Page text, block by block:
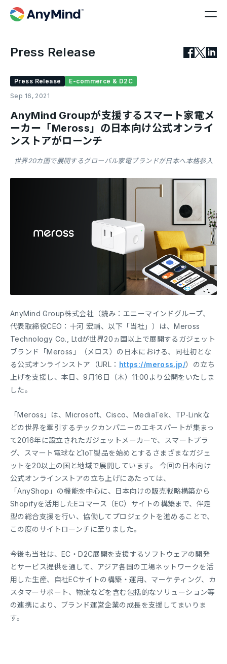
Press Release
Press Release
E-commerce & D2C
Sep 16, 2021
AnyMind Groupが支援するスマート家電メ
ーカー「Meross」の日本向け公式オンライ
ンストアがローンチ
世界20カ国で展開するグローバル家電ブランドが日本へ本格参入
AnyMind Group株式会社（読み：エニーマインドグループ、
代表取締役CEO：十河 宏輔、以下「当社」）は、Meross
Technology Co., Ltdが世界20ヵ国以上で展開するガジェット
ブランド「Meross」（メロス）の日本における、同社初とな
る公式オンラインストア（URL： https://meross.jp/）の立ち
上げを支援し、本日、9月16日（木）11:00より公開をいたしま
した。
「Meross」は、Microsoft、Cisco、MediaTek、TP-Linkな
どの世界を牽引するテックカンパニーのエキスパートが集まっ
て2016年に設立されたガジェットメーカーで、スマートプラ
グ、スマート電球などIoT製品を始めとするさまざまなガジェ
ットを20以上の国と地域で展開しています。 今回の日本向け
公式オンラインストアの立ち上げにあたっては、
「AnyShop」の機能を中心に、日本向けの販売戦略構築から
Shopifyを活用したEコマース（EC）サイトの構築まで、伴走
型の総合支援を行い、協働してプロジェクトを進めることで、
この度のサイトローンチに至りました。
今後も当社は、EC・D2C展開を支援するソフトウェアの開発
とサービス提供を通して、アジア各国の工場ネットワークを活
用した生産、自社ECサイトの構築・運用、マーケティング、カ
スタマーサポート、物流などを含む包括的なソリューション等
の連携により、ブランド運営企業の成長を支援してまいりま
す。